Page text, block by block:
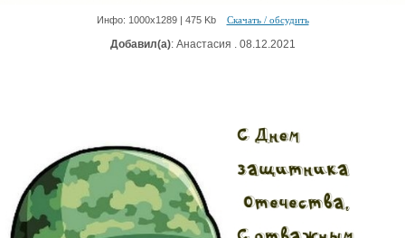
Инфо: 1000х1289 | 475 Kb Скачать / обсудить
Добавил(а): Анастасия . 08.12.2021